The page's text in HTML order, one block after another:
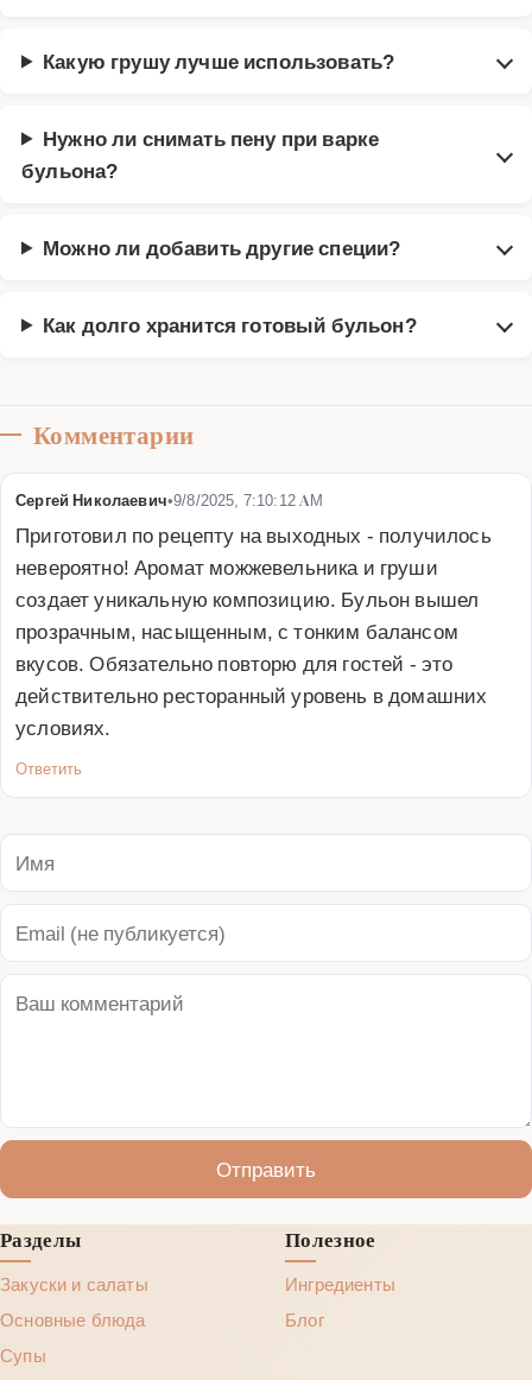
Какую грушу лучше использовать?
Нужно ли снимать пену при варке
бульона?
Можно ли добавить другие специи?
Как долго хранится готовый бульон?
Комментарии
Сергей Николаевич•9/8/2025, 7:10:12 AM
Приготовил по рецепту на выходных - получилось
невероятно! Аромат можжевельника и груши
создает уникальную композицию. Бульон вышел
прозрачным, насыщенным, с тонким балансом
вкусов. Обязательно повторю для гостей - это
действительно ресторанный уровень в домашних
условиях.
Ответить
Отправить
Разделы
Закуски и салаты
Основные блюда
Супы
Полезное
Ингредиенты
Блог